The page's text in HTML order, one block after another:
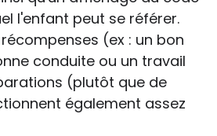
l'enfant peut se référer.
(ex : un bon
conduite ou un travail
(plutôt que de
également assez